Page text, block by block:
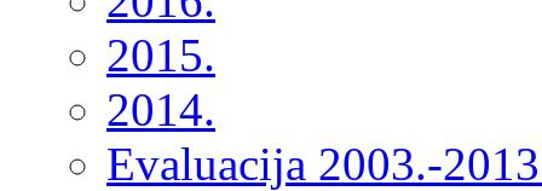
2015.
2014.
Evaluacija 2003.-